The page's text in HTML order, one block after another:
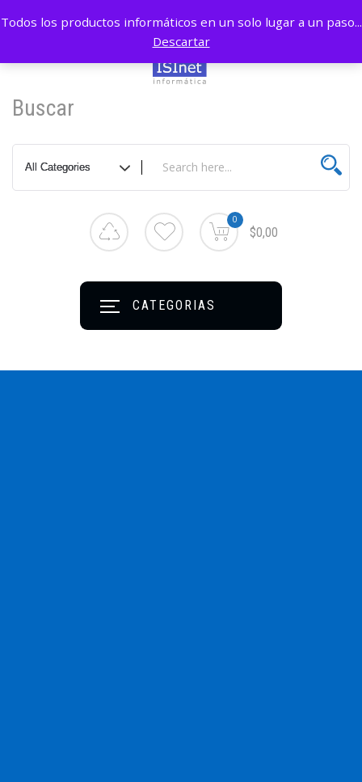
Buscar
0
$0,00
CATEGORIAS
Todos los productos informáticos en un solo lugar a un paso...
Descartar